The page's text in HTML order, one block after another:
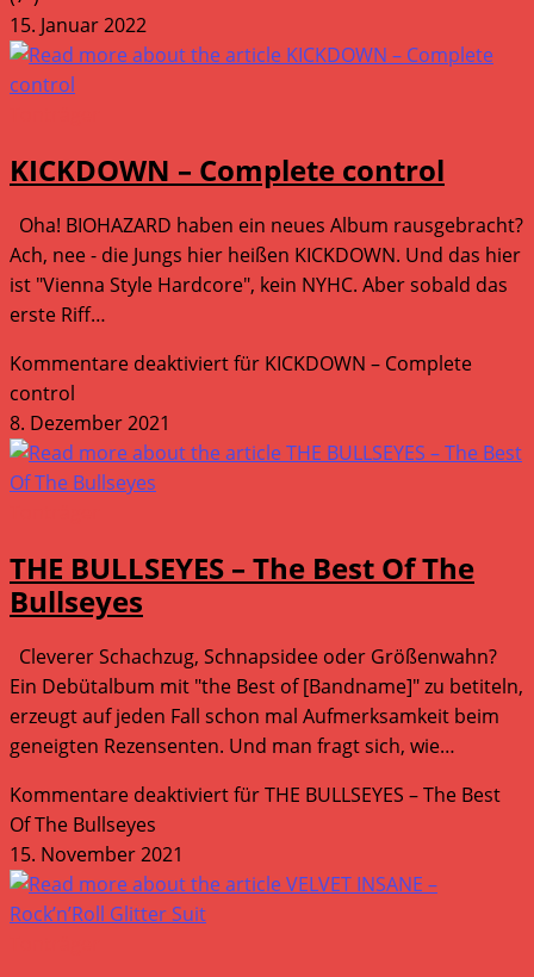
15. Januar 2022
KICKDOWN – Complete control
Oha! BIOHAZARD haben ein neues Album rausgebracht?
Ach, nee - die Jungs hier heißen KICKDOWN. Und das hier
ist "Vienna Style Hardcore", kein NYHC. Aber sobald das
erste Riff…
Kommentare deaktiviertfür KICKDOWN – Complete
control
8. Dezember 2021
THE BULLSEYES – The Best Of The
Bullseyes
Cleverer Schachzug, Schnapsidee oder Größenwahn?
Ein Debütalbum mit "the Best of [Bandname]" zu betiteln,
erzeugt auf jeden Fall schon mal Aufmerksamkeit beim
geneigten Rezensenten. Und man fragt sich, wie…
Kommentare deaktiviertfür THE BULLSEYES – The Best
Of The Bullseyes
15. November 2021